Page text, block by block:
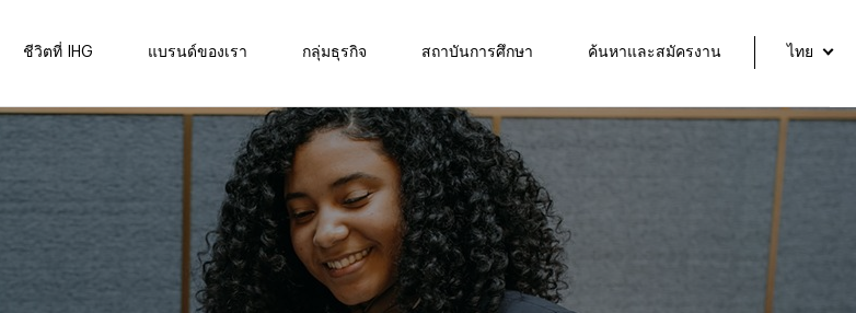
ชีวิตที่ IHG แบรนด์ของเรา กลุ่มธุรกิจ สถาบันการศึกษา ค้นหาและสมัครงาน ไทย